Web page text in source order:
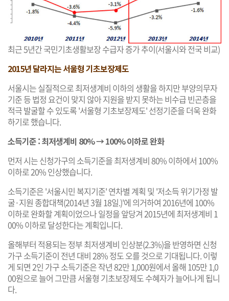
최근 5년간 국민기초생활보장 수급자 증가 추이(서울시와 전국 비교)
2015년 달라지는 서울형 기초보장제도
서울시는 실질적으로 최저생계비 이하의 생활을 하지만 부양의무자
기준 등 법정 요건이 맞지 않아 지원을 받지 못하는 비수급 빈곤층을
적극 발굴할 수 있도록 '서울형 기초보장제도' 선정기준을 더욱 완화
하기로 했습니다.
소득기준 : 최저생계비 80% → 100% 이하로 완화
먼저 시는 신청가구의 소득기준을 최저생계비 80% 이하에서 100%
이하로 20% 인상했습니다.
소득기준은 '서울시민 복지기준' 연차별 계획 및 '저소득 위기가정 발
굴·지원 종합대책(2014년 3월 18일.)'에 의거하여 2016년에 100%
이하로 완화할 계획이었으나 일정을 앞당겨 2015년에 최저생계비 1
00% 이하로 달성한다는 계획입니다.
올해부터 적용되는 정부 최저생계비 인상분(2.3%)을 반영하면 신청
가구 소득기준이 전년 대비 28% 정도 오를 것으로 기대됩니다. 이렇
게 되면 2인 가구 소득기준은 작년 82만 1,000원에서 올해 105만 1,0
00원으로 늘어 그만큼 서울형 기초보장제도 수혜자가 늘어나게 됩니
다.